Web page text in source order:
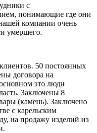
с
понимающие где они
компании очень
умершего.
50 постоянных
договора на
это люди
Заключены 8
(камень). Заключено
с карельским
на продажу изделий из